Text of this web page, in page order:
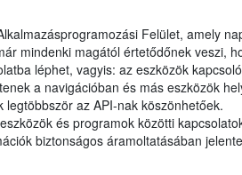
Felület, amely
mindenki magától értetődőnek veszi,
léphet, vagyis: az eszközök
a navigációban és más eszközök
az API-nak köszönhetőek.
és programok közötti
biztonságos áramoltatásában